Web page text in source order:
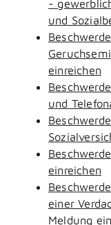
-
und
einreichen
und
einreichen
einer
Meldung